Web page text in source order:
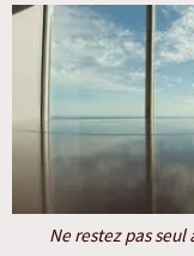
Ne restez pas seul